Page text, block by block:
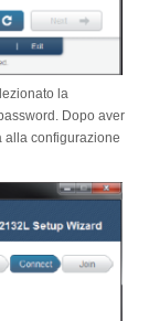
la
Dopo aver
alla configurazione